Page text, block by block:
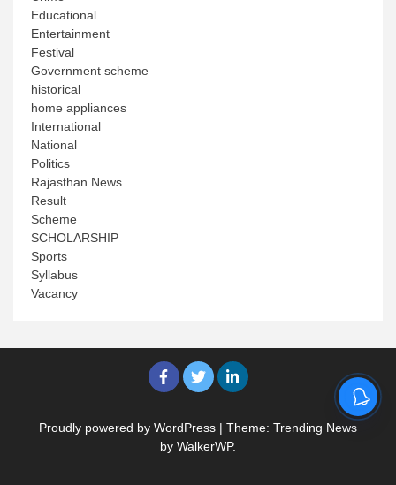
Educational
Entertainment
Festival
Government scheme
historical
home appliances
International
National
Politics
Rajasthan News
Result
Scheme
SCHOLARSHIP
Sports
Syllabus
Vacancy
Proudly powered by WordPress | Theme: Trending News
by WalkerWP.